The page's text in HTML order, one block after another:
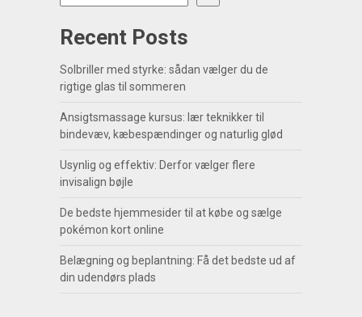
Recent Posts
Solbriller med styrke: sådan vælger du de
rigtige glas til sommeren
Ansigtsmassage kursus: lær teknikker til
bindevæv, kæbespændinger og naturlig glød
Usynlig og effektiv: Derfor vælger flere
invisalign bøjle
De bedste hjemmesider til at købe og sælge
pokémon kort online
Belægning og beplantning: Få det bedste ud af
din udendørs plads